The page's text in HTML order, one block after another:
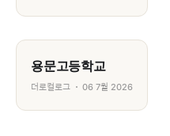
용문고등학교
더로컬로그 06 7월 2026